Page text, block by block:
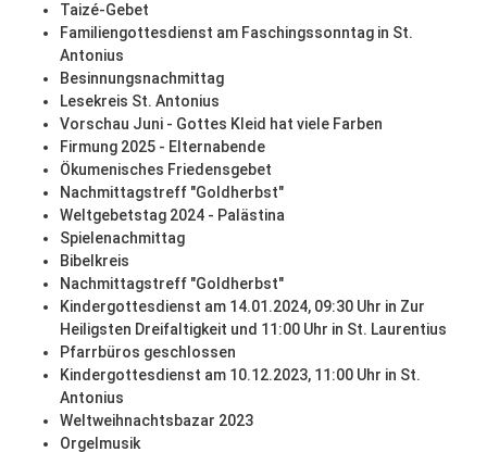
Taizé-Gebet
Familiengottesdienst am Faschingssonntag in St.
Antonius
Besinnungsnachmittag
Lesekreis St. Antonius
Vorschau Juni - Gottes Kleid hat viele Farben
Firmung 2025 - Elternabende
Ökumenisches Friedensgebet
Nachmittagstreff "Goldherbst"
Weltgebetstag 2024 - Palästina
Spielenachmittag
Bibelkreis
Nachmittagstreff "Goldherbst"
Kindergottesdienst am 14.01.2024, 09:30 Uhr in Zur
Heiligsten Dreifaltigkeit und 11:00 Uhr in St. Laurentius
Pfarrbüros geschlossen
Kindergottesdienst am 10.12.2023, 11:00 Uhr in St.
Antonius
Weltweihnachtsbazar 2023
Orgelmusik